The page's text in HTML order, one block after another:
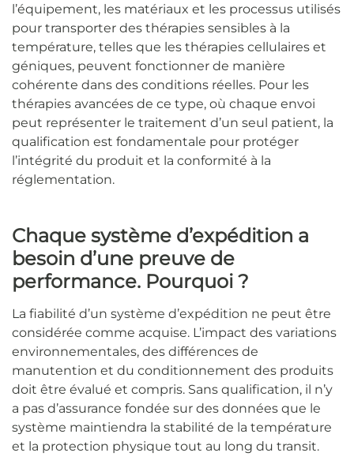
l’équipement, les matériaux et les processus utilisés
pour transporter des thérapies sensibles à la
température, telles que les thérapies cellulaires et
géniques, peuvent fonctionner de manière
cohérente dans des conditions réelles. Pour les
thérapies avancées de ce type, où chaque envoi
peut représenter le traitement d’un seul patient, la
qualification est fondamentale pour protéger
l’intégrité du produit et la conformité à la
réglementation.
Chaque système d’expédition a
besoin d’une preuve de
performance. Pourquoi ?
La fiabilité d’un système d’expédition ne peut être
considérée comme acquise. L’impact des variations
environnementales, des différences de
manutention et du conditionnement des produits
doit être évalué et compris. Sans qualification, il n’y
a pas d’assurance fondée sur des données que le
système maintiendra la stabilité de la température
et la protection physique tout au long du transit.